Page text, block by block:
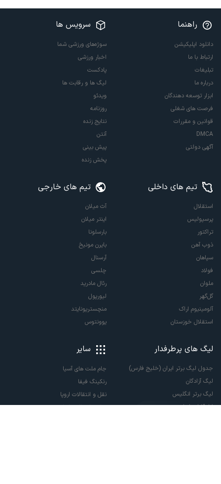
راهنما
دانلود اپلیکیشن
ارتباط با ما
تبلیغات
درباره ما
ابزار توسعه دهندگان
فرصت های شغلی
قوانین و مقررات
DMCA
آگهی دولتی
سرویس ها
سوژه‌های ورزشی شما
اخبار ورزشی
پادکست
لیگ ها و رقابت ها
ویدئو
روزنامه
نتایج زنده
آنتن
پیش بینی
پخش زنده
تیم های داخلی
استقلال
پرسپولیس
تراکتور
ذوب آهن
سپاهان
فولاد
ملوان
گل‌گهر
آلومینیوم اراک
استقلال خوزستان
تیم های خارجی
آث میلان
اینتر میلان
بارسلونا
بایرن مونیخ
آرسنال
چلسی
رئال مادرید
لیورپول
منچستریونایتد
یوونتوس
لیگ های پرطرفدار
جدول لیگ برتر ایران (خلیج فارس)
لیگ آزادگان
لیگ برتر انگلیس
لالیگا اسپانیا
سایر
جام ملت های آسیا
رنکینگ فیفا
نقل و انتقالات اروپا
نقل و انتقالات ایران